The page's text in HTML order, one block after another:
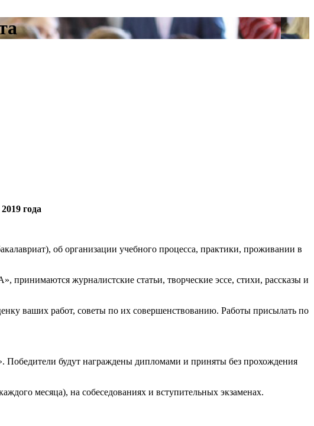
года
об организации учебного процесса, практики, проживании в
журналистские статьи, творческие эссе, стихи, рассказы и
ваших работ, советы по их совершенствованию. Работы присылать по
будут награждены дипломами и приняты без прохождения
месяца), на собеседованиях и вступительных экзаменах.